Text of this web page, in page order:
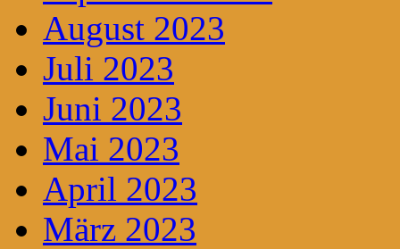
August 2023
Juli 2023
Juni 2023
Mai 2023
April 2023
März 2023